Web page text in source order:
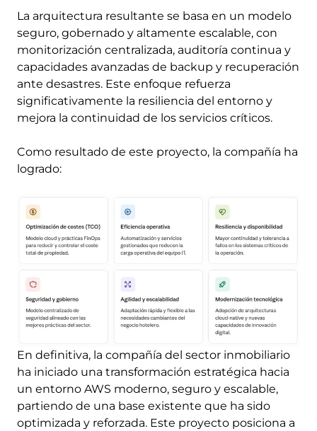
La arquitectura resultante se basa en un modelo
seguro, gobernado y altamente escalable, con
monitorización centralizada, auditoría continua y
capacidades avanzadas de backup y recuperación
ante desastres. Este enfoque refuerza
significativamente la resiliencia del entorno y
mejora la continuidad de los servicios críticos.
Como resultado de este proyecto, la compañía ha
logrado:
En definitiva, la compañía del sector inmobiliario
ha iniciado una transformación estratégica hacia
un entorno AWS moderno, seguro y escalable,
partiendo de una base existente que ha sido
optimizada y reforzada. Este proyecto posiciona a